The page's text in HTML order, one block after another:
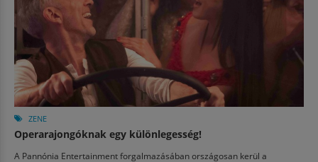
ZENE
Operarajongóknak egy különlegesség!
A Pannónia Entertainment forgalmazásában országosan kerül a